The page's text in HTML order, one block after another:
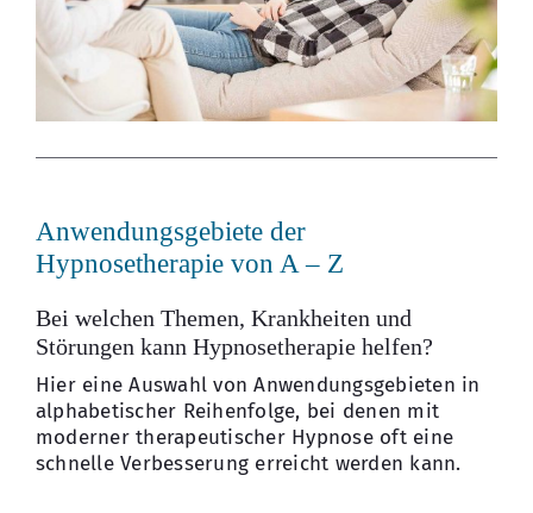
Anwendungsgebiete der
Hypnosetherapie von A – Z
Bei welchen Themen, Krankheiten und
Störungen kann Hypnosetherapie helfen?
Hier eine Auswahl von Anwendungsgebieten in
alphabetischer Reihenfolge, bei denen mit
moderner therapeutischer Hypnose oft eine
schnelle Verbesserung erreicht werden kann.